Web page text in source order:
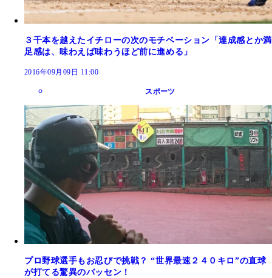
３千本を越えたイチローの次のモチベーション「達成感とか満
足感は、味わえば味わうほど前に進める」
2016年09月09日 11:00
スポーツ
プロ野球選手もお忍びで挑戦？ “世界最速２４０キロ”の直球
が打てる驚異のバッセン！